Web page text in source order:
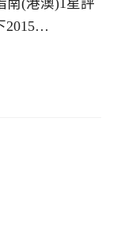
2015…